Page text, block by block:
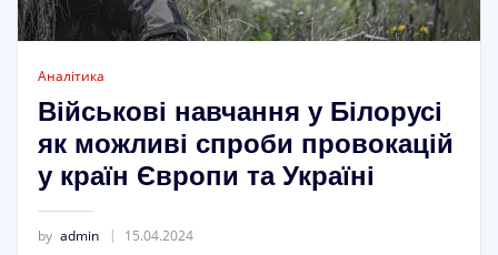
Аналітика
Військові навчання у Білорусі
як можливі спроби провокацій
у країн Європи та Україні
by admin 15.04.2024